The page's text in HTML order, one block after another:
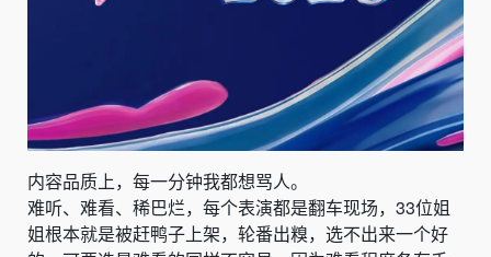
内容品质上，每一分钟我都想骂人。
难听、难看、稀巴烂，每个表演都是翻车现场，33位姐
姐根本就是被赶鸭子上架，轮番出糗，选不出来一个好